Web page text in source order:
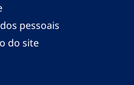
pessoais
do site